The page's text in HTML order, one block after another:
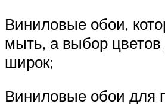
Виниловые обои,
мыть, а выбор цветов
широк;
Виниловые обои для